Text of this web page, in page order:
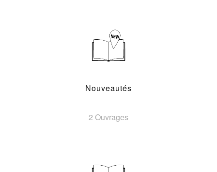
Nouveautés
2 Ouvrages